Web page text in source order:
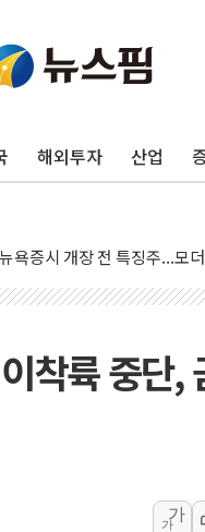
해외투자 산업
리투아니아 국방 "러, 우크라
김정관 장관 "영업이익 N%
뉴욕증시 프리뷰, 미 주가선
금값 7주 만에 최고…美 고용
[인도증시] 중동 긴장 완화에
양주 섬유염색공장서 화재 1
착륙 중단,
가
가